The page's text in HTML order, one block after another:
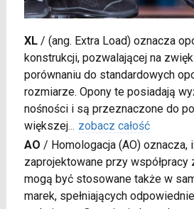
XL/ (ang. Extra Load) oznacza
konstrukcji, pozwalającej na
porównaniu do standardowych
rozmiarze. Opony te posiadają
nośności i są przeznaczone do
większej... zobacz całość
AO / Homologacja (AO) oznacza,
zaprojektowane przy współpracy
mogą być stosowane także w
marek, spełniających